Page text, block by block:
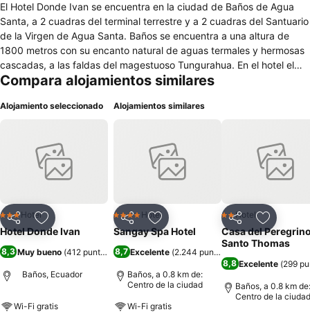
El Hotel Donde Ivan se encuentra en la ciudad de Baños de Agua
Santa, a 2 cuadras del terminal terrestre y a 2 cuadras del Santuario
de la Virgen de Agua Santa. Baños se encuentra a una altura de
1800 metros con su encanto natural de aguas termales y hermosas
cascadas, a las faldas del magestuoso Tungurahua. En el hotel el
servicio es personalizado por lo que donde: La atención es un Arte y
Compara alojamientos similares
Alojamiento seleccionado
CompartirAgregar a favoritos
3 Estrellas
Hotel
Hotel Donde Ivan
8,3 Muy bueno (412 puntuaciones)
Baños, Ecuador
Wi-Fi gratis
Alojamientos similares
CompartirAgregar a favoritos
4 EstrellasHotel
Sangay Spa Hotel
8,7 Excelente (2.244 puntuaciones
Baños, a 0.8 km de:
Centro de la ciudad
Wi-Fi gratis
CompartirAgregar
2 Estrellas
Hotel
Casa del
Santo Thomas
8,8 Excelente (299
Baños, a 0.8 km de:
Centro de la ciudad